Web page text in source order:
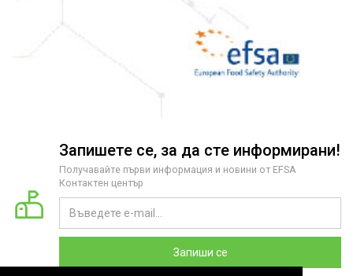
Запишете се, за да сте информирани!
Получавайте първи информация и новини от EFSA
Контактен център
Запиши се